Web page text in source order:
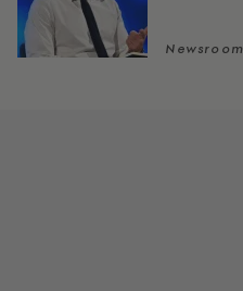
Newsroom